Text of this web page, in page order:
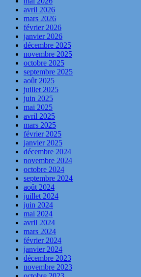
avril 2026
mars 2026
février 2026
janvier 2026
décembre 2025
novembre 2025
octobre 2025
septembre 2025
août 2025
juillet 2025
juin 2025
mai 2025
avril 2025
mars 2025
février 2025
janvier 2025
décembre 2024
novembre 2024
octobre 2024
septembre 2024
août 2024
juillet 2024
juin 2024
mai 2024
avril 2024
mars 2024
février 2024
janvier 2024
décembre 2023
novembre 2023